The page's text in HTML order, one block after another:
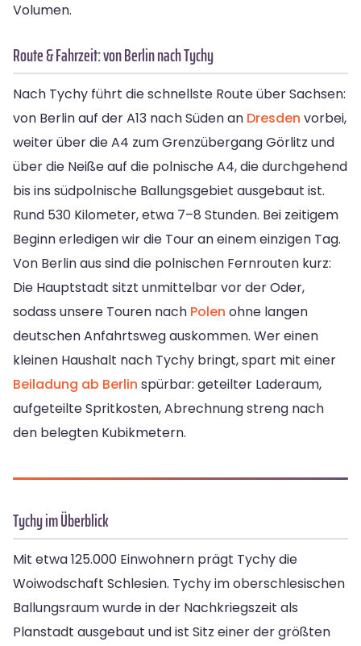
Volumen.
Route & Fahrzeit: von Berlin nach Tychy
Nach Tychy führt die schnellste Route über Sachsen:
von Berlin auf der A13 nach Süden an Dresden vorbei,
weiter über die A4 zum Grenzübergang Görlitz und
über die Neiße auf die polnische A4, die durchgehend
bis ins südpolnische Ballungsgebiet ausgebaut ist.
Rund 530 Kilometer, etwa 7–8 Stunden. Bei zeitigem
Beginn erledigen wir die Tour an einem einzigen Tag.
Von Berlin aus sind die polnischen Fernrouten kurz:
Die Hauptstadt sitzt unmittelbar vor der Oder,
sodass unsere Touren nach Polen ohne langen
deutschen Anfahrtsweg auskommen. Wer einen
kleinen Haushalt nach Tychy bringt, spart mit einer
Beiladung ab Berlin spürbar: geteilter Laderaum,
aufgeteilte Spritkosten, Abrechnung streng nach
den belegten Kubikmetern.
Tychy im Überblick
Mit etwa 125.000 Einwohnern prägt Tychy die
Woiwodschaft Schlesien. Tychy im oberschlesischen
Ballungsraum wurde in der Nachkriegszeit als
Planstadt ausgebaut und ist Sitz einer der größten